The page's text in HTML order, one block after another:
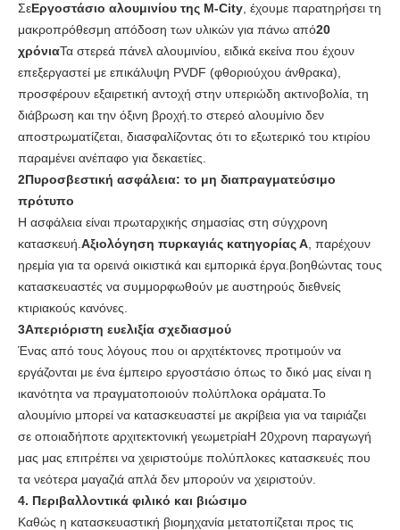
ΣεΕργοστάσιο αλουμινίου της M-City , έχουμε παρατηρήσει τη
μακροπρόθεσμη απόδοση των υλικών για πάνω από20
χρόνιαΤα στερεά πάνελ αλουμινίου, ειδικά εκείνα που έχουν
επεξεργαστεί με επικάλυψη PVDF (φθοριούχου άνθρακα),
προσφέρουν εξαιρετική αντοχή στην υπεριώδη ακτινοβολία, τη
διάβρωση και την όξινη βροχή.το στερεό αλουμίνιο δεν
αποστρωματίζεται, διασφαλίζοντας ότι το εξωτερικό του κτιρίου
παραμένει ανέπαφο για δεκαετίες.
2Πυροσβεστική ασφάλεια: το μη διαπραγματεύσιμο
πρότυπο
Η ασφάλεια είναι πρωταρχικής σημασίας στη σύγχρονη
κατασκευή. Αξιολόγηση πυρκαγιάς κατηγορίας Α , παρέχουν
ηρεμία για τα ορεινά οικιστικά και εμπορικά έργα.βοηθώντας τους
κατασκευαστές να συμμορφωθούν με αυστηρούς διεθνείς
κτιριακούς κανόνες.
3Απεριόριστη ευελιξία σχεδιασμού
Ένας από τους λόγους που οι αρχιτέκτονες προτιμούν να
εργάζονται με ένα έμπειρο εργοστάσιο όπως το δικό μας είναι η
ικανότητα να πραγματοποιούν πολύπλοκα οράματα.Το
αλουμίνιο μπορεί να κατασκευαστεί με ακρίβεια για να ταιριάζει
σε οποιαδήποτε αρχιτεκτονική γεωμετρίαΗ 20χρονη παραγωγή
μας μας επιτρέπει να χειριστούμε πολύπλοκες κατασκευές που
τα νεότερα μαγαζιά απλά δεν μπορούν να χειριστούν.
4. Περιβαλλοντικά φιλικό και βιώσιμο
Καθώς η κατασκευαστική βιομηχανία μετατοπίζεται προς τις